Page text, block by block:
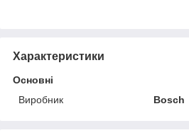
Характеристики
Основні
Виробник
Bosch